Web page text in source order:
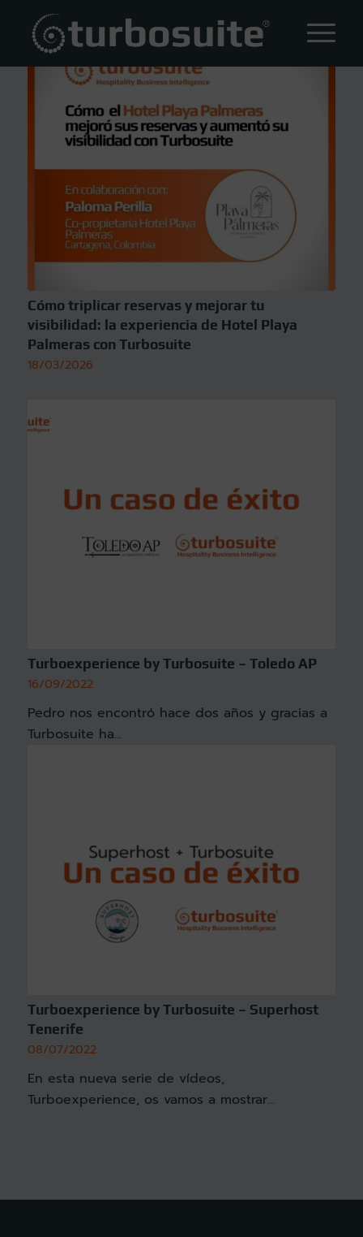
Cómo triplicar reservas y mejorar tu
visibilidad: la experiencia de Hotel Playa
Palmeras con Turbosuite
18/03/2026
Turboexperience by Turbosuite – Toledo AP
16/09/2022
Pedro nos encontró hace dos años y gracias a
Turbosuite ha…
Turboexperience by Turbosuite – Superhost
Tenerife
08/07/2022
En esta nueva serie de vídeos,
Turboexperience, os vamos a mostrar…